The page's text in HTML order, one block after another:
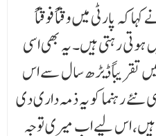
کہ پارٹی میں وقتاً فوقتاً
ہوتی رہتی ہیں۔ یہ بھی اسی
تقریباً ڈیڑھ سال سے اس
رہنما کو یہ ذمہ داری دی
اس لیے اب میری توجہ